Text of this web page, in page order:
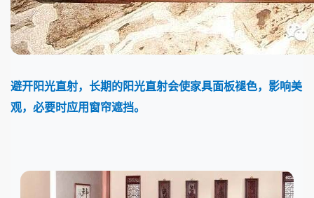
避开阳光直射，长期的阳光直射会使家具面板褪色，影响美
观，必要时应用窗帘遮挡。